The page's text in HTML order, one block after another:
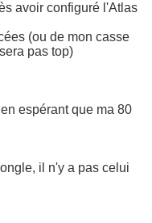
avoir configuré l'Atlas
(ou de mon casse
pas top)
espérant que ma 80
il n'y a pas celui